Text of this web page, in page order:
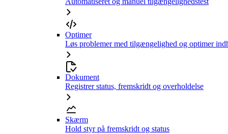
Optimer
Løs problemer med tilgængelighed og optimer
Dokument
Registrer status, fremskridt og overholdelse
Skærm
Hold styr på fremskridt og status